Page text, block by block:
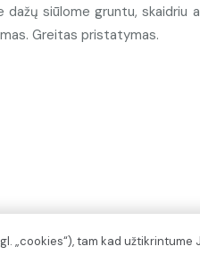
siūlome gruntu, skaidriu
Greitas pristatymas.
„cookies“), tam kad